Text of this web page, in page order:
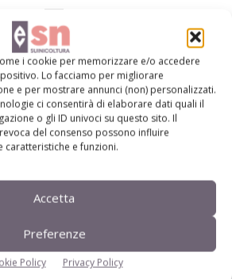
i cookie per memorizzare e/o accedere
Lo facciamo per migliorare
e per mostrare annunci (non) personalizzati.
ci consentirà di elaborare dati quali il
o gli ID univoci su questo sito. Il
del consenso possono influire
caratteristiche e funzioni.
Accetta
Preferenze
Policy Privacy Policy
sul mondo
nostre newsletter